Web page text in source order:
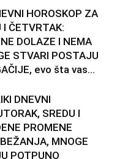
HOROSKOP ZA
I ČETVRTAK:
DOLAZE I NEMA
STVARI POSTAJU
evo šta vas...
DNEVNI
SREDU I
PROMENE
MNOGE
POTPUNO